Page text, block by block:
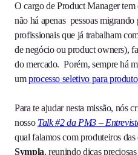
O cargo de Product Manager
não há apenas pessoas migrando
profissionais que já trabalham
de negócio ou product owners),
do mercado. Porém, sempre há
umprocesso seletivo para produto
Para te ajudar nesta missão, nós
nosso Talk #2 da PM3 –
qual falamos com produteiros das
Sympla, reunindo dicas